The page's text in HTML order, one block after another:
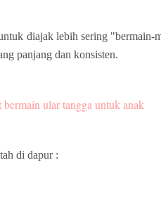
diajak lebih sering "bermain-
panjang dan konsisten.
ular tangga untuk anak
di dapur :